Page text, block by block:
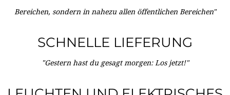
Bereichen, sondern in nahezu allen öffentlichen Bereichen"
SCHNELLE LIEFERUNG
"Gestern hast du gesagt morgen: Los jetzt!"